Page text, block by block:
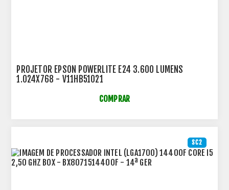
PROJETOR EPSON POWERLITE E24 3.600 LUMENS
1.024X768 - V11HB51021
COMPRAR
SC2